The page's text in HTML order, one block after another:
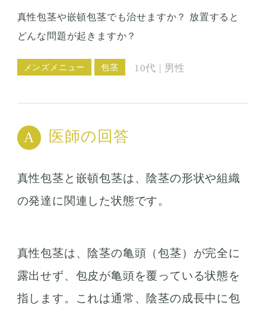
真性包茎や嵌頓包茎でも治せますか？
放置すると
どんな問題が起きますか？
メンズメニュー 包茎 10代 | 男性
医師の回答
真性包茎と嵌頓包茎は、陰茎の形状や組織
の発達に関連した状態です。
真性包茎は、陰茎の亀頭（包茎）が完全に
露出せず、包皮が亀頭を覆っている状態を
指します。これは通常、陰茎の成長中に包